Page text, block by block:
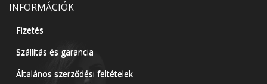
INFORMÁCIÓK
Fizetés
Szállítás és garancia
Általános szerződési feltételek